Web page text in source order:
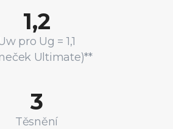
1,2
pro Ug = 1,1
Ultimate)**
3
Těsnění